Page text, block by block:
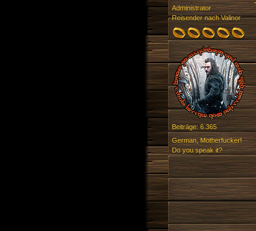
Administrator
Reisender nach Valinor
Beiträge: 6.365
German, Motherfucker!
Do you speak it?